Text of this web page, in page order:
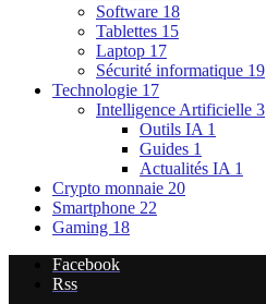
Software 18
Tablettes 15
Laptop 17
Sécurité informatique 19
Technologie 17
Intelligence Artificielle 3
Outils IA 1
Guides 1
Actualités IA 1
Crypto monnaie 20
Smartphone 22
Gaming 18
Facebook
Rss